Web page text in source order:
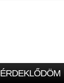
ÉRDEKLŐDÖM